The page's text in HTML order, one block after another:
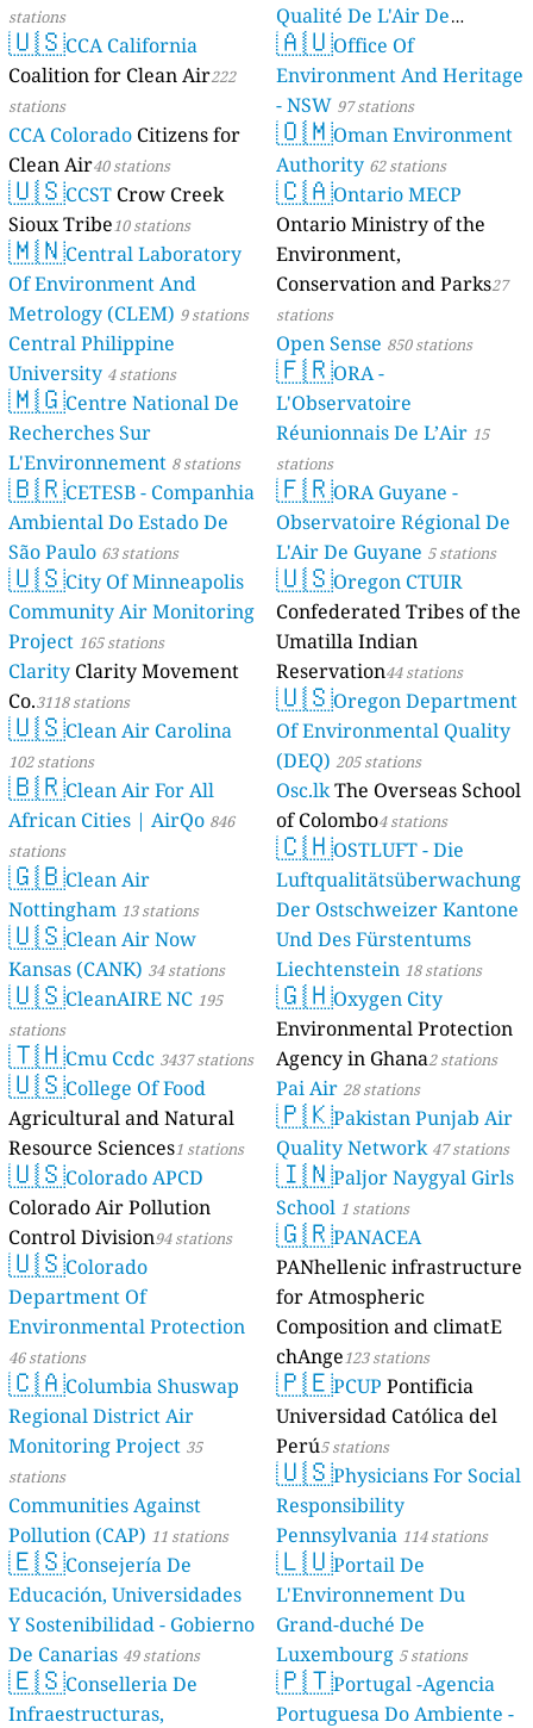
stations
🇺🇸CCA California
Coalition for Clean Air222
stations
CCA Colorado Citizens for
Clean Air40 stations
🇺🇸CCST Crow Creek
Sioux Tribe10 stations
🇲🇳Central Laboratory
Of Environment And
Metrology (CLEM) 9 stations
Central Philippine
University 4 stations
🇲🇬Centre National De
Recherches Sur
L'Environnement 8 stations
🇧🇷CETESB - Companhia
Ambiental Do Estado De
São Paulo 63 stations
🇺🇸City Of Minneapolis
Community Air Monitoring
Project 165 stations
Clarity Clarity Movement
Co.3118 stations
🇺🇸Clean Air Carolina
102 stations
🇧🇷Clean Air For All
African Cities | AirQo 846
stations
🇬🇧Clean Air
Nottingham 13 stations
🇺🇸Clean Air Now
Kansas (CANK) 34 stations
🇺🇸CleanAIRE NC 195
stations
🇹🇭Cmu Ccdc 3437 stations
🇺🇸College Of Food
Agricultural and Natural
Resource Sciences1 stations
🇺🇸Colorado APCD
Colorado Air Pollution
Control Division94 stations
🇺🇸Colorado
Department Of
Environmental Protection
46 stations
🇨🇦Columbia Shuswap
Regional District Air
Monitoring Project 35
stations
Communities Against
Pollution (CAP) 11 stations
🇪🇸Consejería De
Educación, Universidades
Y Sostenibilidad - Gobierno
De Canarias 49 stations
🇪🇸Conselleria De
Infraestructuras,
Qualité De L'Air De
Mayotte 4 stations
🇦🇺Office Of
Environment And Heritage
- NSW 97 stations
🇴🇲Oman Environment
Authority 62 stations
🇨🇦Ontario MECP
Ontario Ministry of the
Environment,
Conservation and Parks27
stations
Open Sense 850 stations
🇫🇷ORA -
L'Observatoire
Réunionnais De L’Air 15
stations
🇫🇷ORA Guyane -
Observatoire Régional De
L'Air De Guyane 5 stations
🇺🇸Oregon CTUIR
Confederated Tribes of the
Umatilla Indian
Reservation44 stations
🇺🇸Oregon Department
Of Environmental Quality
(DEQ) 205 stations
Osc.lkThe Overseas School
of Colombo4 stations
🇨🇭OSTLUFT - Die
Luftqualitätsüberwachung
Der Ostschweizer Kantone
Und Des Fürstentums
Liechtenstein 18 stations
🇬🇭Oxygen City
Environmental Protection
Agency in Ghana2 stations
Pai Air 28 stations
🇵🇰Pakistan Punjab Air
Quality Network 47 stations
🇮🇳Paljor Naygyal Girls
School 1 stations
🇬🇷PANACEA
PANhellenic infrastructure
for Atmospheric
Composition and climatE
chAnge123 stations
🇵🇪PCUP Pontificia
Universidad Católica del
Perú5 stations
🇺🇸Physicians For Social
Responsibility
Pennsylvania 114 stations
🇱🇺Portail De
L'Environnement Du
Grand-duché De
Luxembourg 5 stations
🇵🇹Portugal -Agencia
Portuguesa Do Ambiente -